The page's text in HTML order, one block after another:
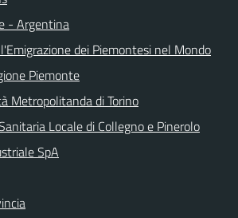
- Argentina
dei Piemontesi nel Mondo
Piemonte
Metropolitanda di Torino
Locale di Collegno e Pinerolo
SpA